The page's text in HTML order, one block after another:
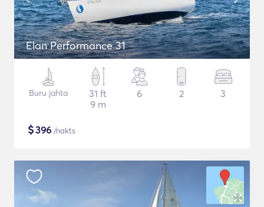
Elan Performance 31
Buru jahta
31 ft
9 m
6 2 3
$396 /nakts